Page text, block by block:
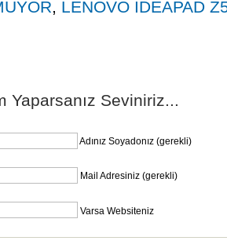
, LENOVO İDEAPAD
Yaparsanız Seviniriz...
Adınız Soyadonız (gerekli)
Mail Adresiniz (gerekli)
Varsa Websiteniz